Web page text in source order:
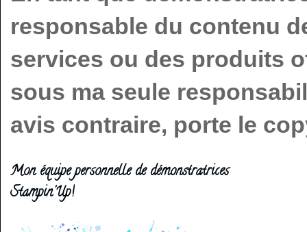
responsable du contenu
services ou des produits
sous ma seule
avis contraire, porte le
Mon équipe personnelle de démonstratrices
Stampin'Up!